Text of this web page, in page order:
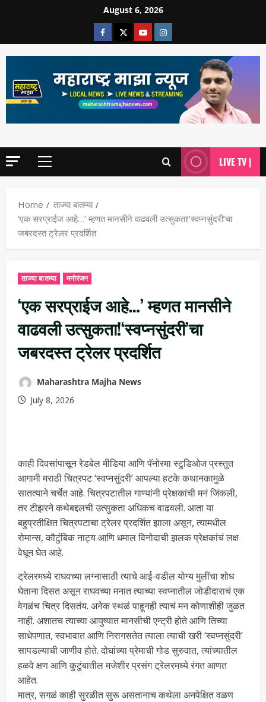
August 6, 2026
LIVE TV |
Home
ताज्या बातम्या
‘एक सरप्राईज आहे…’ म्हणत मानसीने वाढवली उत्सुकता!‘स्वप्नसुंदरी’चा
जबरदस्त ट्रेलर प्रदर्शित
ताज्या बातम्या मनोरंजन
‘एक सरप्राईज आहे…’ म्हणत मानसीने
वाढवली उत्सुकता!‘स्वप्नसुंदरी’चा
जबरदस्त ट्रेलर प्रदर्शित
Maharashtra Majha News
July 8, 2026
काही दिवसांपासून रेडबेल मीडिया आणि पॅनोरमा स्टुडिओज प्रस्तुत
आगामी मराठी चित्रपट ‘स्वप्नसुंदरी’ आपल्या हटके कथानकामुळे
सातत्याने चर्चेत आहे. चित्रपटातील गाण्यांनी प्रेक्षकांची मनं जिंकली,
तर टीझरने कथेबद्दलची उत्सुकता अधिकच वाढवली. आता या
बहुप्रतीक्षित चित्रपटाचा ट्रेलर प्रदर्शित झाला असून, त्यामधील
रोमान्स, कौटुंबिक नाट्य आणि धमाल विनोदाची झलक प्रेक्षकांचं लक्ष
वेधून घेत आहे.
ट्रेलरमध्ये राघवच्या लग्नासाठी त्याचे आई-वडील योग्य मुलींचा शोध
घेताना दिसत असून राघवच्या मनात त्याच्या स्वप्नातील जोडीदाराचं एक
वेगळंच चित्र दिसतंय. अनेक स्थळं पाहूनही त्याचं मन कोणाशीही जुळत
नाही. अशातच त्याच्या आयुष्यात मानसीची एन्ट्री होते आणि तिच्या
साधेपणात, स्वभावात आणि निरागसतेत त्याला त्याची खरी ‘स्वप्नसुंदरी’
सापडल्याची जाणीव होते. दोघांच्या प्रेमाची गोड सुरुवात, त्यांच्यातील
हळवे क्षण आणि कुटुंबातील मजेशीर प्रसंग ट्रेलरमध्ये रंगत आणत
आहेत.
मात्र, सगळं काही सुरळीत सुरू असतानाच कथेला अनपेक्षित वळण